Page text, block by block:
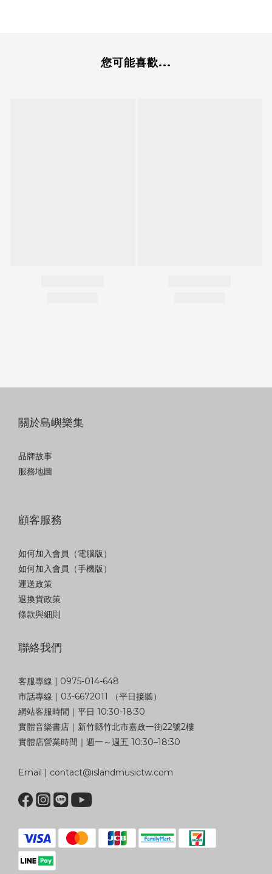
您可能喜歡...
關於島嶼樂集
品牌故事
服務地圖
顧客服務
如何加入會員（電腦版）
如何加入會員（手機版）
運送政策
退換貨政策
條款與細則
聯絡我們
客服專線 | 0975-014-648
市話專線｜03-6672011 （平日接聽）
網站客服時間｜平日 10:30-18:30
實體音樂書店｜新竹縣竹北市嘉政一街22號2樓
實體店營業時間｜週一～週五 10:30–18:30
Email | contact@islandmusictw.com